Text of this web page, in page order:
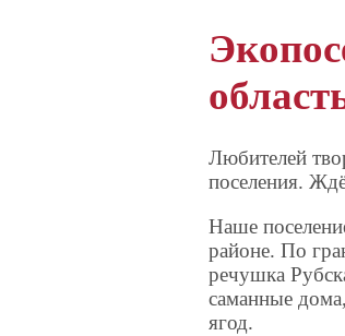
Любителей
поселения.
Наше
районе. По
речушка
саманные
ягод.